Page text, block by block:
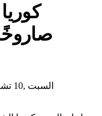
17:41 2020 السبت ,10 تشرين الأول / أكتوبر